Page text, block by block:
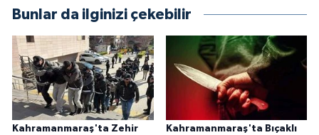
Bunlar da ilginizi çekebilir
Kahramanmaraş'ta Zehir
Kahramanmaraş'ta Bıçaklı